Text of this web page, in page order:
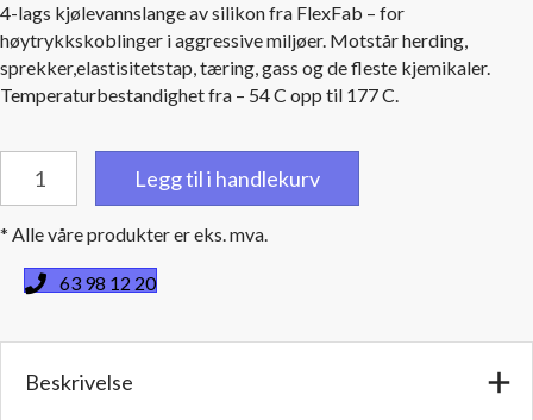
4-lags kjølevannslange av silikon fra FlexFab – for
høytrykkskoblinger i aggressive miljøer. Motstår herding,
sprekker,elastisitetstap, tæring, gass og de fleste kjemikaler.
Temperaturbestandighet fra – 54 C opp til 177 C.
mm.innv.diam./63,9
366
Trykk:
Legg til i handlekurv
* Alle våre produkter er eks. mva.
63 98 12 20
Beskrivelse